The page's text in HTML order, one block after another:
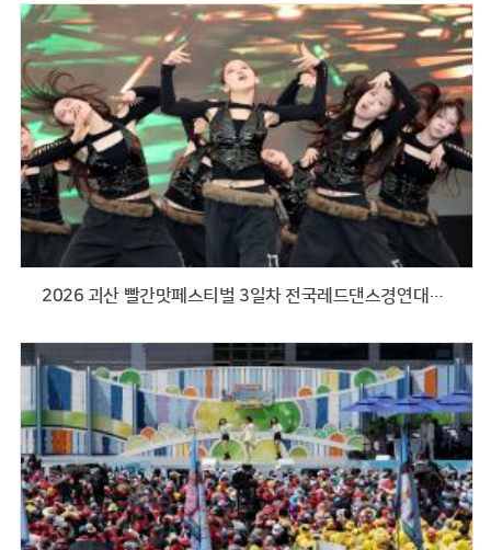
2026 괴산 빨간맛페스티벌 3일차 전국레드댄스경연대회 (2026.05.24)